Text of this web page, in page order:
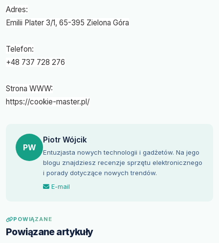
Adres:
Emilii Plater 3/1, 65-395 Zielona Góra
Telefon:
+48 737 728 276
Strona WWW:
https://cookie-master.pl/
PW
Piotr Wójcik
Entuzjasta nowych technologii i gadżetów. Na jego
blogu znajdziesz recenzje sprzętu elektronicznego
i porady dotyczące nowych trendów.
E-mail
POWIĄZANE
Powiązane artykuły